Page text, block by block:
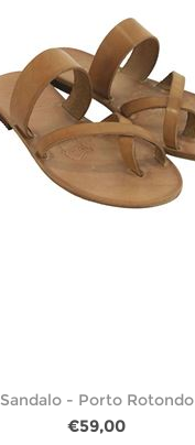
Sandalo - Porto Rotondo
€59,00